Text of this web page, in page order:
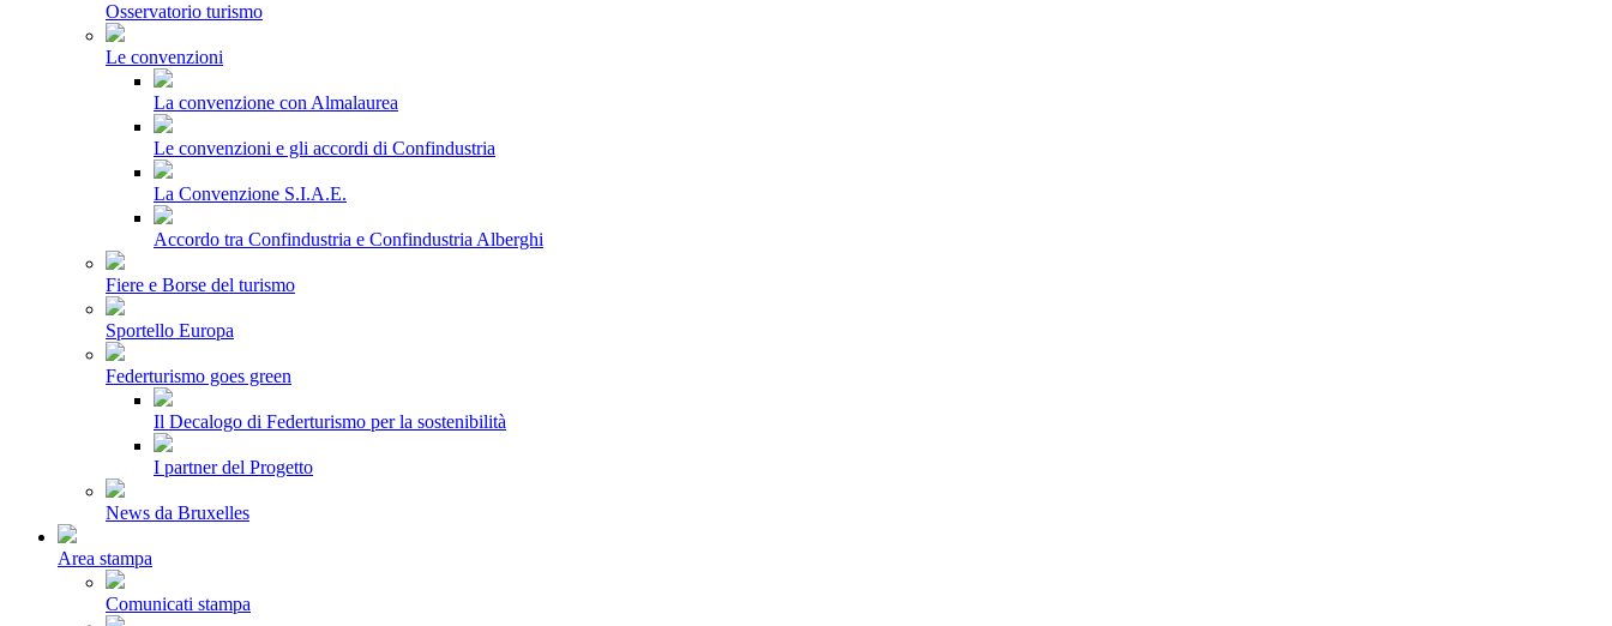
Osservatorio turismo
Le convenzioni
La convenzione con Almalaurea
Le convenzioni e gli accordi di Confindustria
La Convenzione S.I.A.E.
Accordo tra Confindustria e Confindustria Alberghi
Fiere e Borse del turismo
Sportello Europa
Federturismo goes green
Il Decalogo di Federturismo per la sostenibilità
I partner del Progetto
News da Bruxelles
Area stampa
Comunicati stampa